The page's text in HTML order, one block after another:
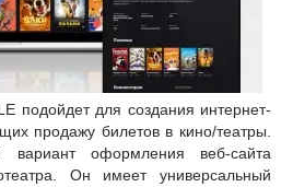
подойдет для создания интернет-
продажу билетов в кино/театры.
оформления веб-сайта
Он имеет универсальный